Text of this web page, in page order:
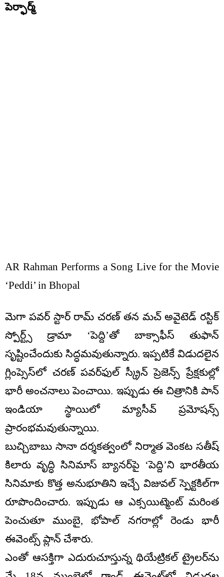
పెర్ఫార్మ్
AR Rahman Performs a Song Live for the Movie
‘Peddi’ in Bhopal
మెగా పవర్ స్టార్ రామ్ చరణ్ తన మచ్ అవైటెడ్ రస్టిక్
స్పోర్ట్స్ డ్రామా ‘పెద్ది’తో బాక్సాఫీస్‌ తుఫాన్
సృష్టించేందుకు సిద్ధమవుతున్నారు. ఇప్పటికే విడుదలైన
గ్లింప్సెస్‌లో చరణ్ పవర్‌ఫుల్ స్క్రీన్ ప్రెజెన్స్ ప్రేక్షకుల్లో
భారీ అంచనాలు పెంచాయి. ఇప్పుడు ఈ చిత్రానికి పాన్
ఇండియా స్థాయిలో మ్యాసీవ్ ప్రమోషన్స్
ప్రారంభమవుతున్నాయి.
బుచ్చిబాబు సానా దర్శకత్వంలో నిర్మాత వెంకట సతీష్
కిలారు వృద్ధి సినిమాస్ బ్యానర్‌పై ‘పెద్ది’ని భారతీయ
సినిమాకు కొత్త అనుభూతిని ఇచ్చే విజువల్ స్పెక్టకిల్‌గా
రూపొందించారు. ఇప్పుడు ఆ ఎక్సయిట్మెంట్ మరింత
పెంచుతూ ముంబై, భోపాల్ నగరాల్లో రెండు భారీ
ఈవెంట్స్ ప్లాన్ చేశారు.
ఎంతో ఆసక్తిగా ఎదురుచూస్తున్న థియేట్రికల్ ట్రైలర్‌ను